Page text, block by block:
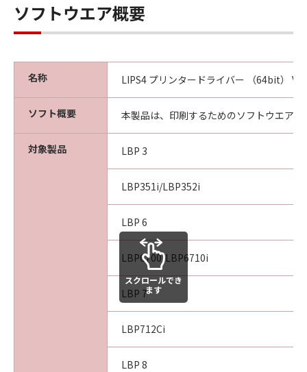
本契約書のいずれかの条項またはその一部が法
律により無効であると決定された場合でも、そ
す。
キヤノン株式会社
No.027447
ソフトウエア概要
名称 LIPS4 プリンタードライバー （64bit）
ソフト概要 本製品は、印刷するためのソフトウエアで
対象製品 LBP 3
LBP351i/LBP352i
LBP 6
LBP6700/LBP6710i
LBP 7
LBP712Ci
LBP 8
スクロールでき
ます